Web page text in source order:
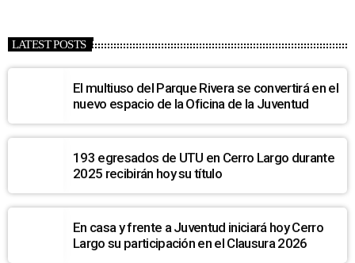
LATEST POSTS
El multiuso del Parque Rivera se convertirá en el
nuevo espacio de la Oficina de la Juventud
193 egresados de UTU en Cerro Largo durante
2025 recibirán hoy su título
En casa y frente a Juventud iniciará hoy Cerro
Largo su participación en el Clausura 2026